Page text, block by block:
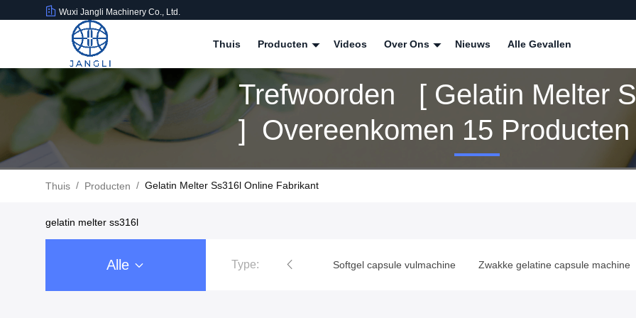
Wuxi Jangli Machinery Co., Ltd.
Thuis Producten Videos Over Ons Nieuws Alle Gevallen
Trefwoorden [ Gelatin Melter
] Overeenkomen 15 Producten
Thuis / Producten / Gelatin Melter Ss316l Online Fabrikant
gelatin melter ss316l
Alle Type:
De Machine van de Softgelinkapseling Softgel capsule vulmachine Zwakke gelatine capsule machine Soft gel